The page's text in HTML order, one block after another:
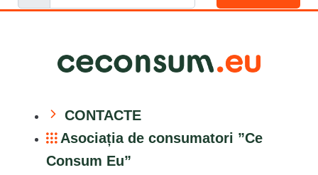
CONTACTE
Asociația de consumatori ”Ce
Consum Eu”